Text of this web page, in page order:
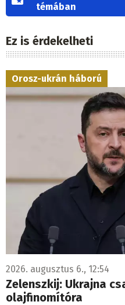
témában
Ez is érdekelheti
Orosz-ukrán háború
2026. augusztus 6., 12:54
Zelenszkij: Ukrajna
olajfinomítóra